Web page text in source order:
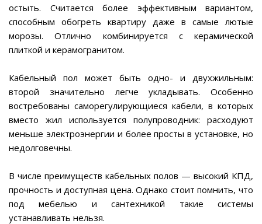
остыть. Считается более эффективным вариантом,
способным обогреть квартиру даже в самые лютые
морозы. Отлично комбинируется с керамической
плиткой и керамогранитом.
Кабельный пол может быть одно- и двухжильным:
второй значительно легче укладывать. Особенно
востребованы саморегулирующиеся кабели, в которых
вместо жил используется полупроводник: расходуют
меньше электроэнергии и более просты в установке, но
недолговечны.
В числе преимуществ кабельных полов — высокий КПД,
прочность и доступная цена. Однако стоит помнить, что
под мебелью и сантехникой такие системы
устанавливать нельзя.